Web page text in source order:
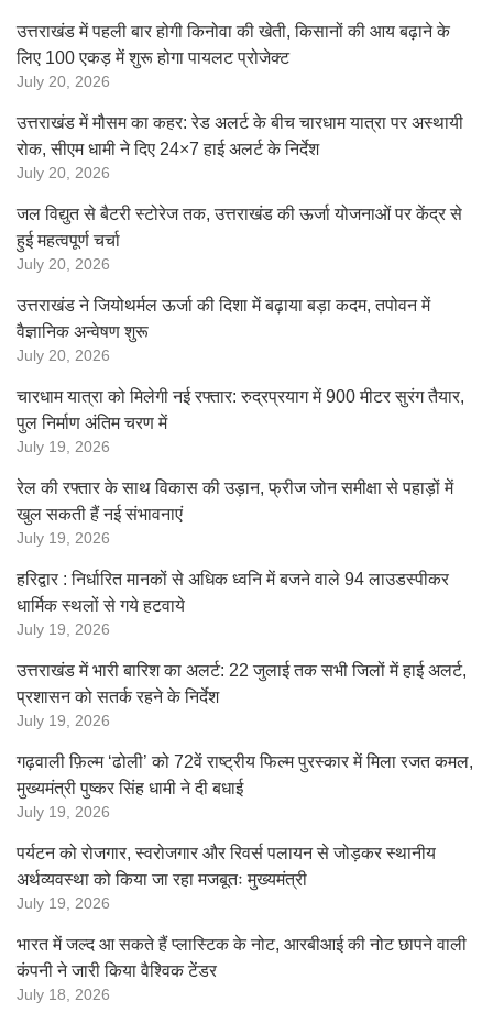
उत्तराखंड में पहली बार होगी किनोवा की खेती, किसानों की आय बढ़ाने के
लिए 100 एकड़ में शुरू होगा पायलट प्रोजेक्ट
July 20, 2026
उत्तराखंड में मौसम का कहर: रेड अलर्ट के बीच चारधाम यात्रा पर अस्थायी
रोक, सीएम धामी ने दिए 24×7 हाई अलर्ट के निर्देश
July 20, 2026
जल विद्युत से बैटरी स्टोरेज तक, उत्तराखंड की ऊर्जा योजनाओं पर केंद्र से
हुई महत्वपूर्ण चर्चा
July 20, 2026
उत्तराखंड ने जियोथर्मल ऊर्जा की दिशा में बढ़ाया बड़ा कदम, तपोवन में
वैज्ञानिक अन्वेषण शुरू
July 20, 2026
चारधाम यात्रा को मिलेगी नई रफ्तार: रुद्रप्रयाग में 900 मीटर सुरंग तैयार,
पुल निर्माण अंतिम चरण में
July 19, 2026
रेल की रफ्तार के साथ विकास की उड़ान, फ्रीज जोन समीक्षा से पहाड़ों में
खुल सकती हैं नई संभावनाएं
July 19, 2026
हरिद्वार : निर्धारित मानकों से अधिक ध्वनि में बजने वाले 94 लाउडस्पीकर
धार्मिक स्थलों से गये हटवाये
July 19, 2026
उत्तराखंड में भारी बारिश का अलर्ट: 22 जुलाई तक सभी जिलों में हाई अलर्ट,
प्रशासन को सतर्क रहने के निर्देश
July 19, 2026
गढ़वाली फ़िल्म ‘ढोली’ को 72वें राष्ट्रीय फिल्म पुरस्कार में मिला रजत कमल,
मुख्यमंत्री पुष्कर सिंह धामी ने दी बधाई
July 19, 2026
पर्यटन को रोजगार, स्वरोजगार और रिवर्स पलायन से जोड़कर स्थानीय
अर्थव्यवस्था को किया जा रहा मजबूतः मुख्यमंत्री
July 19, 2026
भारत में जल्द आ सकते हैं प्लास्टिक के नोट, आरबीआई की नोट छापने वाली
कंपनी ने जारी किया वैश्विक टेंडर
July 18, 2026